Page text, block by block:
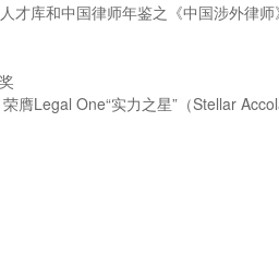
库和中国律师年鉴之《中国涉外律师
膺Legal One“实力之星”（Stellar